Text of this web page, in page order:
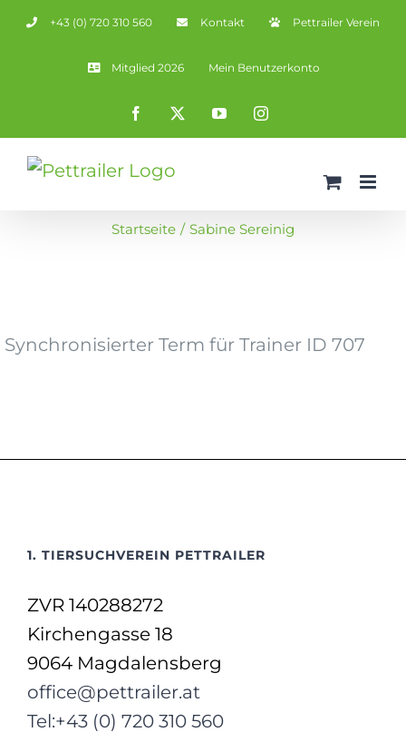
Zum
+43 (0) 720 310 560 Kontakt Pettrailer Verein
Mitglied 2026 Mein Benutzerkonto
Facebook YouTubeInstagram
Startseite Sabine Sereinig
Synchronisierter Term für Trainer ID 707
1. TIERSUCHVEREIN PETTRAILER
ZVR 140288272
Kirchengasse 18
9064 Magdalensberg
office@pettrailer.at
Tel:+43 (0) 720 310 560